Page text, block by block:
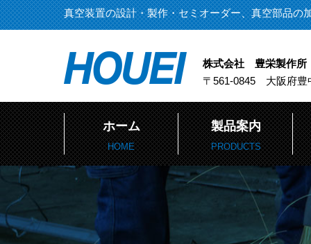
真空装置の設計・製作・セミオーダー、真空部品
株式会社 豊栄製作所
〒561-0845 大阪府豊
ホーム
HOME
製品案内
PRODUCTS